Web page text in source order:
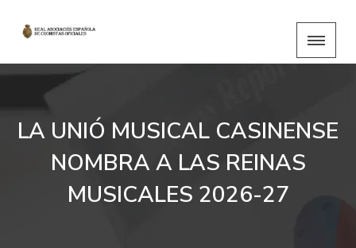
LA UNIÓ MUSICAL CASINENSE
NOMBRA A LAS REINAS
MUSICALES 2026-27